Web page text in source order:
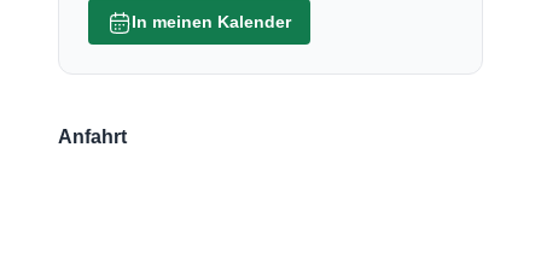
In meinen Kalender
Anfahrt